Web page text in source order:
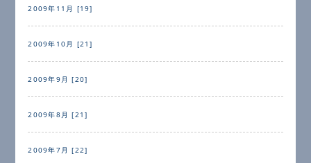
2009年11月 [19]
2009年10月 [21]
2009年9月 [20]
2009年8月 [21]
2009年7月 [22]